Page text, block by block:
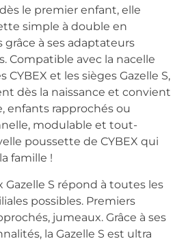
le premier enfant, elle
simple à double en
à ses adaptateurs
Compatible avec la nacelle
CYBEX et les sièges Gazelle S,
dès la naissance et convient
enfants rapprochés ou
modulable et tout-
poussette de CYBEX qui
famille !
Gazelle S répond à toutes les
possibles. Premiers
jumeaux. Grâce à ses
la Gazelle S est ultra